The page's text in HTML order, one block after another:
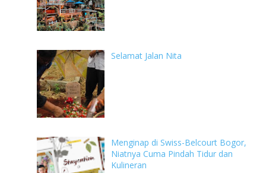
Selamat Jalan Nita
Menginap di Swiss-Belcourt Bogor,
Niatnya Cuma Pindah Tidur dan
Kulineran